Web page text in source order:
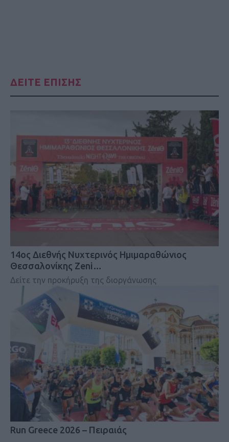
ΔΕΙΤΕ ΕΠΙΣΗΣ
14ος Διεθνής Νυχτερινός Ημιμαραθώνιος
Θεσσαλονίκης Zeni…
Δείτε την προκήρυξη της διοργάνωσης
Run Greece 2026 – Πειραιάς